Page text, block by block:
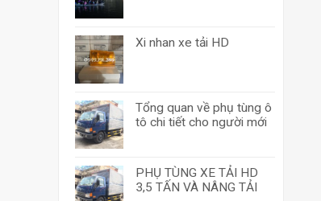
Xi nhan xe tải HD
Tổng quan về phụ tùng ô
tô chi tiết cho người mới
PHỤ TÙNG XE TẢI HD
3,5 TẤN VÀ NÂNG TẢI